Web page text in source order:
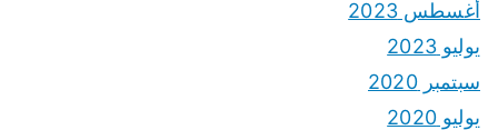
أغسطس 2023
يوليو 2023
سبتمبر 2020
يوليو 2020